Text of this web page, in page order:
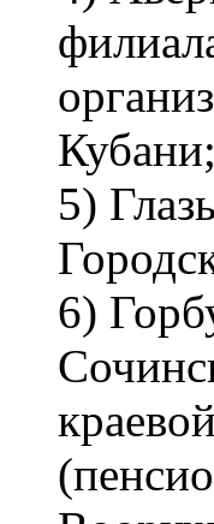
Кубани;
5)
6)